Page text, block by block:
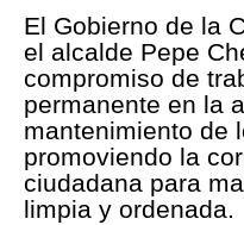
El Gobierno de la
el alcalde Pepe
compromiso de
permanente en la
mantenimiento de
promoviendo la
ciudadana para
limpia y ordenada.